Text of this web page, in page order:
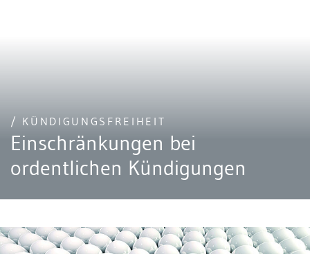
/ KÜNDIGUNGSFREIHEIT
Einschränkungen bei
ordentlichen Kündigungen